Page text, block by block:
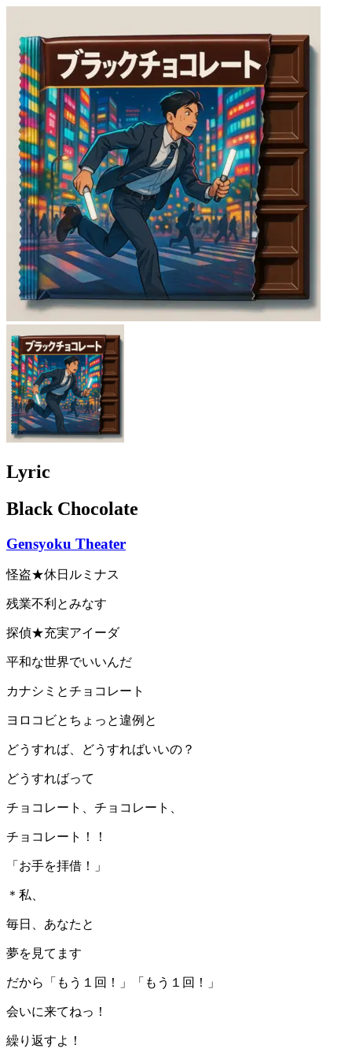
Lyric
Black Chocolate
Gensyoku Theater
怪盗★休日ルミナス
残業不利とみなす
探偵★充実アイーダ
平和な世界でいいんだ
カナシミとチョコレート
ヨロコビとちょっと違例と
どうすれば、どうすればいいの？
どうすればって
チョコレート、チョコレート、
チョコレート！！
「お手を拝借！」
＊私、
毎日、あなたと
夢を見てます
だから「もう１回！」「もう１回！」
会いに来てねっ！
繰り返すよ！